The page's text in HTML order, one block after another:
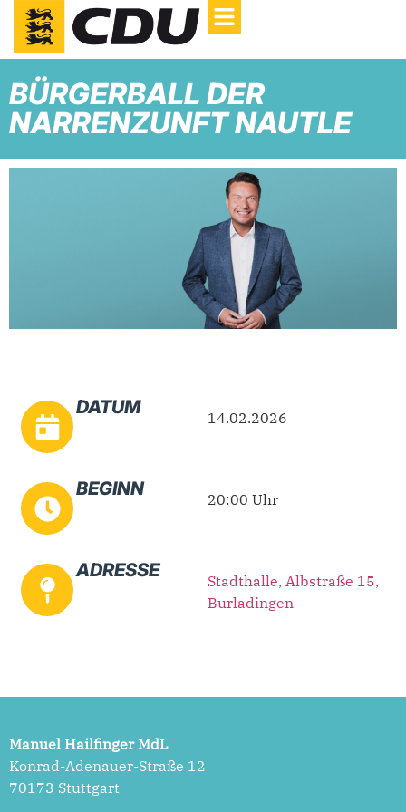
BÜRGERBALL DER
NARRENZUNFT NAUTLE
DATUM 14.02.2026
BEGINN 20:00 Uhr
ADRESSE
Stadthalle, Albstraße 15,
Burladingen
Manuel Hailfinger MdL
Konrad-Adenauer-Straße 12
70173 Stuttgart